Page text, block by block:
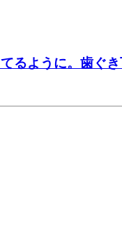
るように。歯ぐ